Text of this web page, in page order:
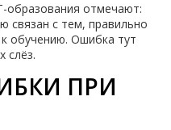
образования отмечают:
связан с тем, правильно
обучению. Ошибка тут
слёз.
ПРИ